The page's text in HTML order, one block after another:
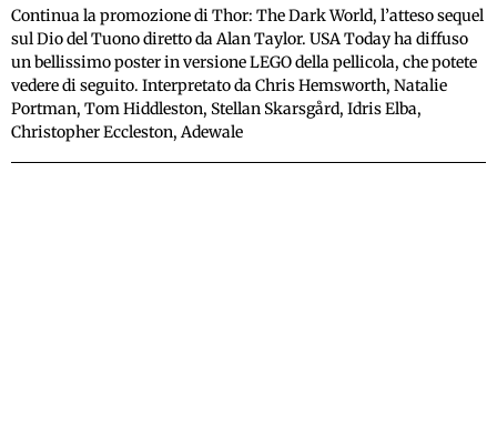
Continua la promozione di Thor: The Dark World, l’atteso sequel
sul Dio del Tuono diretto da Alan Taylor. USA Today ha diffuso
un bellissimo poster in versione LEGO della pellicola, che potete
vedere di seguito. Interpretato da Chris Hemsworth, Natalie
Portman, Tom Hiddleston, Stellan Skarsgård, Idris Elba,
Christopher Eccleston, Adewale